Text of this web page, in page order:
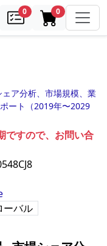
0samples0in cart
ア分析、市場規模、業
ート（2019年〜2029
ですので、お問い合
ーバル